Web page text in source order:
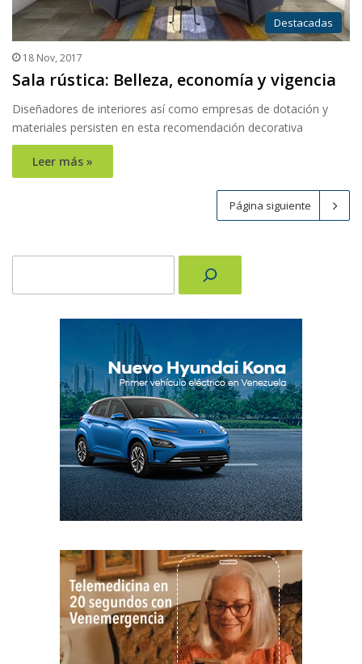
Destacadas
18 Nov, 2017
Sala rústica: Belleza, economía y vigencia
Diseñadores de interiores así como empresas de dotación y
materiales persisten en esta recomendación decorativa
Leer más »
Página siguiente